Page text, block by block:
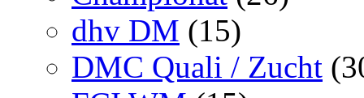
dhv DM (15)
DMC Quali / Zucht